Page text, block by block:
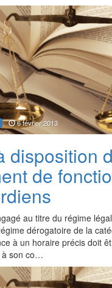
6 février 2013
disposition
de
au titre du régime
dérogatoire de la
à un horaire précis doit
à son co…